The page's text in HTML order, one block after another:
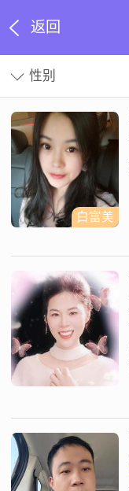
返回
性别
白富美